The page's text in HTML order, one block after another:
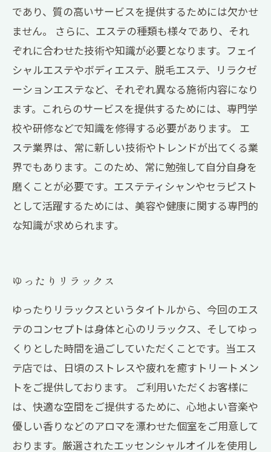
であり、質の高いサービスを提供するためには欠かせ
ません。 さらに、エステの種類も様々であり、それ
ぞれに合わせた技術や知識が必要となります。フェイ
シャルエステやボディエステ、脱毛エステ、リラクゼ
ーションエステなど、それぞれ異なる施術内容になり
ます。これらのサービスを提供するためには、専門学
校や研修などで知識を修得する必要があります。 エ
ステ業界は、常に新しい技術やトレンドが出てくる業
界でもあります。このため、常に勉強して自分自身を
磨くことが必要です。エステティシャンやセラピスト
として活躍するためには、美容や健康に関する専門的
な知識が求められます。
ゆったりリラックス
ゆったりリラックスというタイトルから、今回のエス
テのコンセプトは身体と心のリラックス、そしてゆっ
くりとした時間を過ごしていただくことです。当エス
テ店では、日頃のストレスや疲れを癒すトリートメン
トをご提供しております。 ご利用いただくお客様に
は、快適な空間をご提供するために、心地よい音楽や
優しい香りなどのアロマを漂わせた個室をご用意して
おります。厳選されたエッセンシャルオイルを使用し